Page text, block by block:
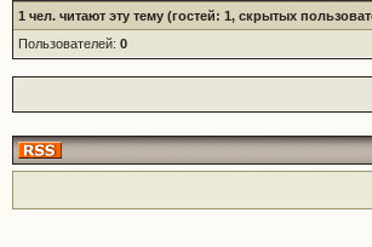
1 чел. читают эту тему (гостей: 1, скрытых
Пользователей: 0